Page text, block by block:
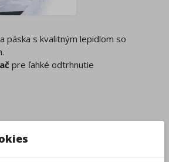
páska s kvalitným lepidlom so
pre ľahké odtrhnutie